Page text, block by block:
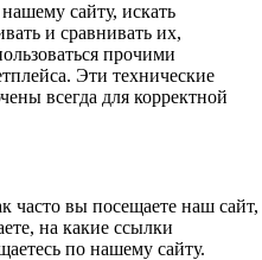
сайту, искать
и сравнивать их,
прочими
Эти технические
всегда для корректной
вы посещаете наш сайт,
на какие ссылки
по нашему сайту.